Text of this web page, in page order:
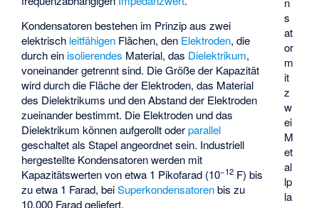
s
at
or
m
it
z
w
ei
M
et
al
lp
la
Kondensatoren bestehen im Prinzip aus zwei
elektrisch leitfähigen Flächen, den Elektroden, die
durch ein isolierendes Material, das Dielektrikum,
voneinander getrennt sind. Die Größe der Kapazität
wird durch die Fläche der Elektroden, das Material
des Dielektrikums und den Abstand der Elektroden
zueinander bestimmt. Die Elektroden und das
Dielektrikum können aufgerollt oderparallel
geschaltet als Stapel angeordnet sein. Industriell
hergestellte Kondensatoren werden mit
Kapazitätswerten von etwa 1 Pikofarad (10−12 F) bis
zu etwa 1 Farad, beiSuperkondensatorenbis zu
10.000 Farad geliefert.